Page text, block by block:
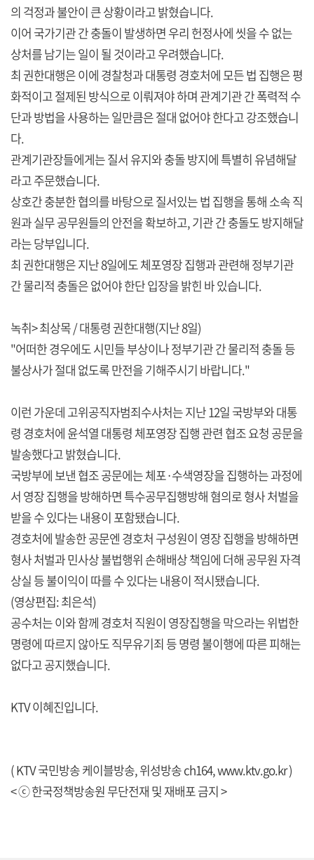
의 걱정과 불안이 큰 상황이라고 밝혔습니다.
이어 국가기관 간 충돌이 발생하면 우리 헌정사에 씻을 수 없는
상처를 남기는 일이 될 것이라고 우려했습니다.
최 권한대행은 이에 경찰청과 대통령 경호처에 모든 법 집행은 평
화적이고 절제된 방식으로 이뤄져야 하며 관계기관 간 폭력적 수
단과 방법을 사용하는 일만큼은 절대 없어야 한다고 강조했습니
다.
관계기관장들에게는 질서 유지와 충돌 방지에 특별히 유념해달
라고 주문했습니다.
상호간 충분한 협의를 바탕으로 질서있는 법 집행을 통해 소속 직
원과 실무 공무원들의 안전을 확보하고, 기관 간 충돌도 방지해달
라는 당부입니다.
최 권한대행은 지난 8일에도 체포영장 집행과 관련해 정부기관
간 물리적 충돌은 없어야 한단 입장을 밝힌 바 있습니다.
녹취> 최상목 / 대통령 권한대행(지난 8일)
"어떠한 경우에도 시민들 부상이나 정부기관 간 물리적 충돌 등
불상사가 절대 없도록 만전을 기해주시기 바랍니다."
이런 가운데 고위공직자범죄수사처는 지난 12일 국방부와 대통
령 경호처에 윤석열 대통령 체포영장 집행 관련 협조 요청 공문을
발송했다고 밝혔습니다.
국방부에 보낸 협조 공문에는 체포·수색영장을 집행하는 과정에
서 영장 집행을 방해하면 특수공무집행방해 혐의로 형사 처벌을
받을 수 있다는 내용이 포함됐습니다.
경호처에 발송한 공문엔 경호처 구성원이 영장 집행을 방해하면
형사 처벌과 민사상 불법행위 손해배상 책임에 더해 공무원 자격
상실 등 불이익이 따를 수 있다는 내용이 적시됐습니다.
(영상편집: 최은석)
공수처는 이와 함께 경호처 직원이 영장집행을 막으라는 위법한
명령에 따르지 않아도 직무유기죄 등 명령 불이행에 따른 피해는
없다고 공지했습니다.
KTV 이혜진입니다.
( KTV 국민방송 케이블방송, 위성방송 ch164,www.ktv.go.kr)
< ⓒ 한국정책방송원 무단전재 및 재배포 금지 >